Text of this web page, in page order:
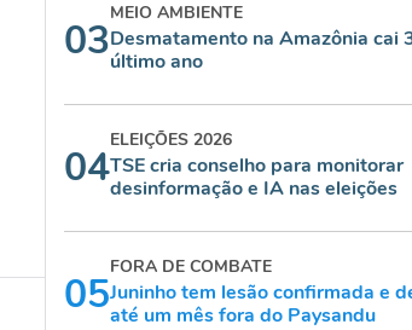
03
MEIO AMBIENTE
Desmatamento na Amazônia cai
último ano
04
ELEIÇÕES 2026
TSE cria conselho para monitorar
desinformação e IA nas eleições
05
FORA DE COMBATE
Juninho tem lesão confirmada e
até um mês fora do Paysandu